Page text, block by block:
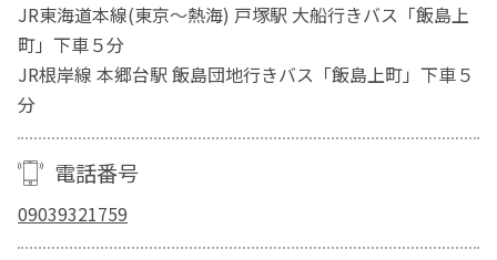
JR東海道本線(東京～熱海) 戸塚駅 大船行きバス「飯島上
町」下車５分
JR根岸線 本郷台駅 飯島団地行きバス「飯島上町」下車５
分
電話番号
09039321759